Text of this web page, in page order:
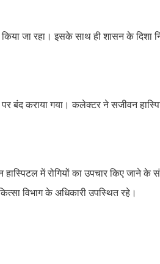
किया जा रहा। इसके साथ ही शासन के दिशा
बंद कराया गया। कलेक्टर ने सजीवन
में रोगियों का उपचार किए जाने के
विभाग के अधिकारी उपस्थित रहे।